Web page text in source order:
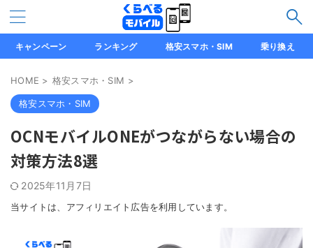
キャンペーン ランキング 格安スマホ・SIM 乗り換え
HOME > 格安スマホ・SIM >
格安スマホ・SIM
OCNモバイルONEがつながらない場合の
対策方法8選
2025年11月7日
当サイトは、アフィリエイト広告を利用しています。